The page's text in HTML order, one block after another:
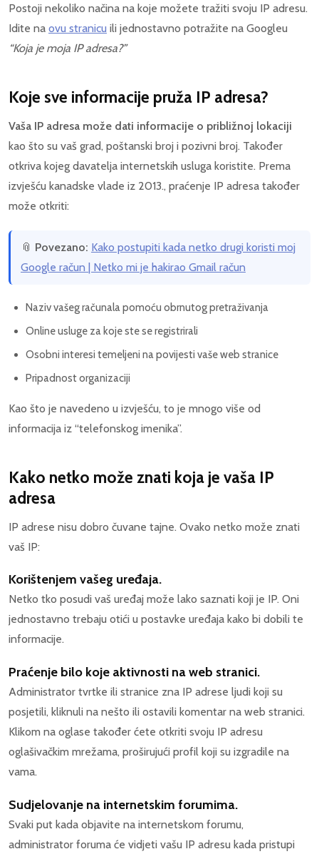
Postoji nekoliko načina na koje možete tražiti svoju IP adresu.
Idite na ovu stranicu ili jednostavno potražite na Googleu
“Koja je moja IP adresa?”
Koje sve informacije pruža IP adresa?
Vaša IP adresa može dati informacije o približnoj lokaciji
kao što su vaš grad, poštanski broj i pozivni broj. Također
otkriva kojeg davatelja internetskih usluga koristite. Prema
izvješću kanadske vlade iz 2013., praćenje IP adresa također
može otkriti:
📎 Povezano: Kako postupiti kada netko drugi koristi moj
Google račun | Netko mi je hakirao Gmail račun
Naziv vašeg računala pomoću obrnutog pretraživanja
Online usluge za koje ste se registrirali
Osobni interesi temeljeni na povijesti vaše web stranice
Pripadnost organizaciji
Kao što je navedeno u izvješću, to je mnogo više od
informacija iz “telefonskog imenika”.
Kako netko može znati koja je vaša IP
adresa
IP adrese nisu dobro čuvane tajne. Ovako netko može znati
vaš IP:
Korištenjem vašeg uređaja.
Netko tko posudi vaš uređaj može lako saznati koji je IP. Oni
jednostavno trebaju otići u postavke uređaja kako bi dobili te
informacije.
Praćenje bilo koje aktivnosti na web stranici.
Administrator tvrtke ili stranice zna IP adrese ljudi koji su
posjetili, kliknuli na nešto ili ostavili komentar na web stranici.
Klikom na oglase također ćete otkriti svoju IP adresu
oglašivačkim mrežama, proširujući profil koji su izgradile na
vama.
Sudjelovanje na internetskim forumima.
Svaki put kada objavite na internetskom forumu,
administrator foruma će vidjeti vašu IP adresu kada pristupi